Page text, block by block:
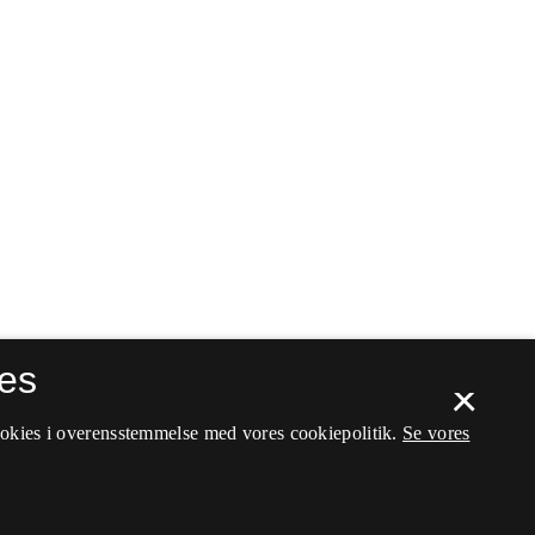
×
i overensstemmelse med vores cookiepolitik. Se vores